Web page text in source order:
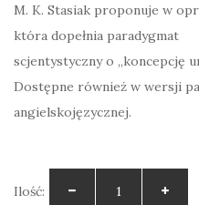
M. K. Stasiak proponuje w
która dopełnia paradygmat
scjentystyczny o „koncepcję
Dostępne również w wersji
angielskojęzycznej.
Ilość: